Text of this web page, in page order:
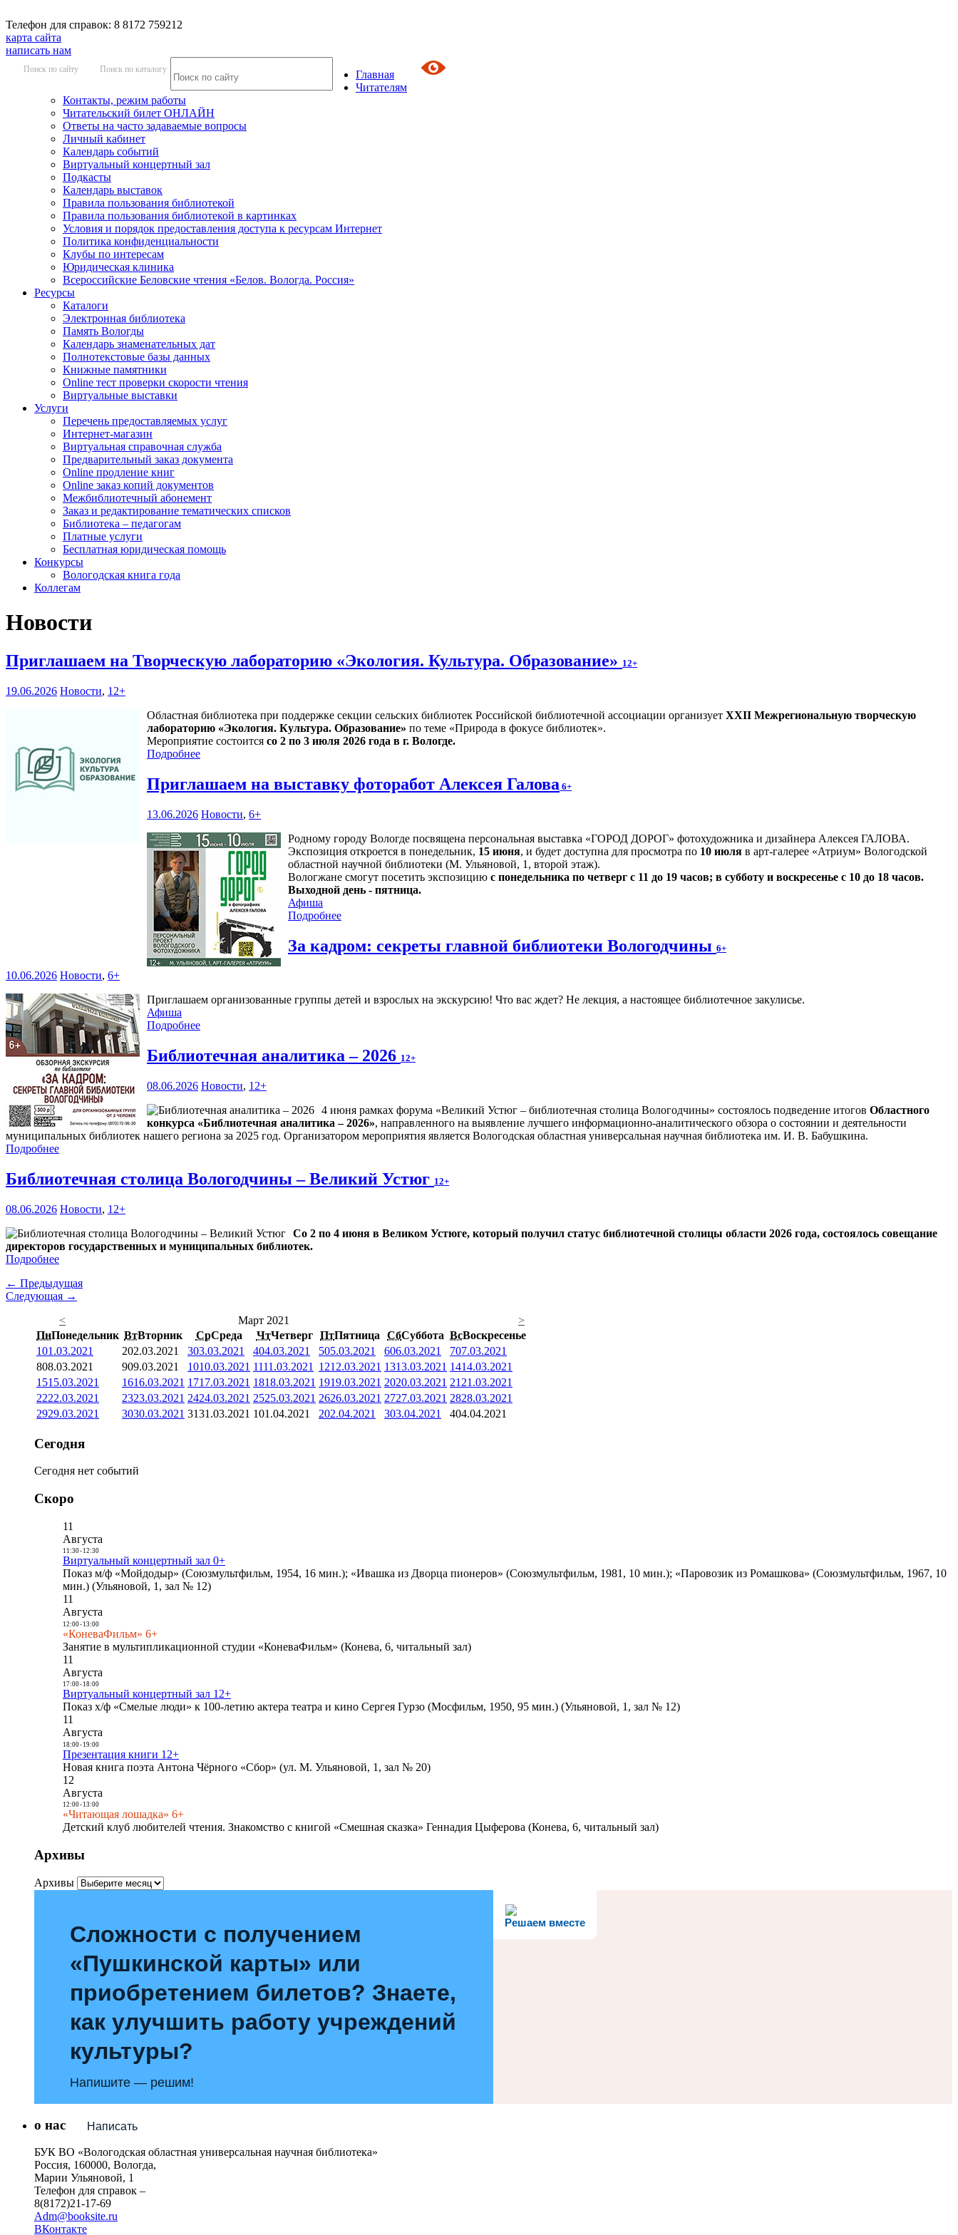
Телефон для справок: 8 8172 759212
карта сайта
написать нам
Поиск по сайту Поиск по каталогу
Главная
Читателям
Контакты, режим работы
Читательский билет ОНЛАЙН
Ответы на часто задаваемые вопросы
Личный кабинет
Календарь событий
Виртуальный концертный зал
Подкасты
Календарь выставок
Правила пользования библиотекой
Правила пользования библиотекой в картинках
Условия и порядок предоставления доступа к ресурсам Интернет
Политика конфиденциальности
Клубы по интересам
Юридическая клиника
Всероссийские Беловские чтения «Белов. Вологда. Россия»
Ресурсы
Каталоги
Электронная библиотека
Память Вологды
Календарь знаменательных дат
Полнотекстовые базы данных
Книжные памятники
Online тест проверки скорости чтения
Виртуальные выставки
Услуги
Перечень предоставляемых услуг
Интернет-магазин
Виртуальная справочная служба
Предварительный заказ документа
Online продление книг
Online заказ копий документов
Межбиблиотечный абонемент
Заказ и редактирование тематических списков
Библиотека – педагогам
Платные услуги
Бесплатная юридическая помощь
Конкурсы
Вологодская книга года
Коллегам
Новости
Приглашаем на Творческую лабораторию «Экология. Культура. Образование» 12+
19.06.2026 Новости, 12+
Областная библиотека при поддержке секции сельских библиотек Российской библиотечной ассоциации организует XXII Межрегиональную творческую
лабораторию «Экология. Культура. Образование» по теме «Природа в фокусе библиотек».
Мероприятие состоится со 2 по 3 июля 2026 года в г. Вологде.
Подробнее
Приглашаем на выставку фоторабот Алексея Галова 6+
13.06.2026 Новости, 6+
Родному городу Вологде посвящена персональная выставка «ГОРОД ДОРОГ» фотохудожника и дизайнера Алексея ГАЛОВА.
Экспозиция откроется в понедельник, 15 июня, и будет доступна для просмотра по 10 июля в арт-галерее «Атриум» Вологодской
областной научной библиотеки (М. Ульяновой, 1, второй этаж).
Вологжане смогут посетить экспозицию с понедельника по четверг с 11 до 19 часов; в субботу и воскресенье с 10 до 18 часов.
Выходной день - пятница.
Афиша
Подробнее
За кадром: секреты главной библиотеки Вологодчины 6+
10.06.2026 Новости, 6+
Приглашаем организованные группы детей и взрослых на экскурсию! Что вас ждет? Не лекция, а настоящее библиотечное закулисье.
Афиша
Подробнее
Библиотечная аналитика – 2026 12+
08.06.2026 Новости, 12+
4 июня рамках форума «Великий Устюг – библиотечная столица Вологодчины» состоялось подведение итогов Областного
конкурса «Библиотечная аналитика – 2026», направленного на выявление лучшего информационно-аналитического обзора о состоянии и деятельности
муниципальных библиотек нашего региона за 2025 год. Организатором мероприятия является Вологодская областная универсальная научная библиотека им. И. В. Бабушкина.
Подробнее
Библиотечная столица Вологодчины – Великий Устюг 12+
08.06.2026 Новости, 12+
Со 2 по 4 июня в Великом Устюге, который получил статус библиотечной столицы области 2026 года, состоялось совещание
директоров государственных и муниципальных библиотек.
Подробнее
← Предыдущая
Следующая →
<
Март 2021
>
ПнПонедельник ВтВторник СрСреда ЧтЧетверг ПтПятница СбСуббота ВсВоскресенье
101.03.2021 202.03.2021 303.03.2021 404.03.2021 505.03.2021 606.03.2021 707.03.2021
808.03.2021 909.03.2021 1010.03.2021 1111.03.2021 1212.03.2021 1313.03.2021 1414.03.2021
1515.03.2021 1616.03.2021 1717.03.2021 1818.03.2021 1919.03.2021 2020.03.2021 21 21.03.2021
2222.03.2021 2323.03.2021 2424.03.2021 2525.03.2021 2626.03.2021 2727.03.2021 2828.03.2021
2929.03.2021 3030.03.2021 3131.03.2021 101.04.2021 202.04.2021 303.04.2021 404.04.2021
Сегодня
Сегодня нет событий
Скоро
11
Августа
11:30- 12:30
Виртуальный концертный зал 0+
Показ м/ф «Мойдодыр» (Союзмультфильм, 1954, 16 мин.); «Ивашка из Дворца пионеров» (Союзмультфильм, 1981, 10 мин.); «Паровозик из Ромашкова» (Союзмультфильм, 1967, 10
мин.) (Ульяновой, 1, зал № 12)
11
Августа
12:00- 13:00
«КоневаФильм» 6+
Занятие в мультипликационной студии «КоневаФильм» (Конева, 6, читальный зал)
11
Августа
17:00- 18:00
Виртуальный концертный зал 12+
Показ х/ф «Смелые люди» к 100-летию актера театра и кино Сергея Гурзо (Мосфильм, 1950, 95 мин.) (Ульяновой, 1, зал № 12)
11
Августа
18:00- 19:00
Презентация книги 12+
Новая книга поэта Антона Чёрного «Сбор» (ул. М. Ульяновой, 1, зал № 20)
12
Августа
12:00- 13:00
«Читающая лошадка» 6+
Детский клуб любителей чтения. Знакомство с книгой «Смешная сказка» Геннадия Цыферова (Конева, 6, читальный зал)
Архивы
Архивы
Решаем вместе
Сложности с получением
«Пушкинской карты» или
приобретением билетов? Знаете,
как улучшить работу учреждений
культуры?
Напишите — решим!
Написать
о нас
БУК ВО «Вологодская областная универсальная научная библиотека»
Россия, 160000, Вологда,
Марии Ульяновой, 1
Телефон для справок –
8(8172)21-17-69
Adm@booksite.ru
ВКонтакте